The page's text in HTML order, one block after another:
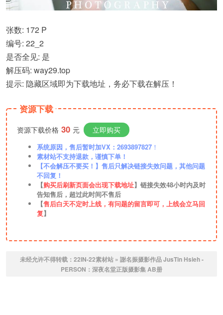
张数: 172 P
编号: 22_2
是否全见: 是
解压码: way29.top
提示: 隐藏区域即为下载地址，务必下载在解压！
资源下载
资源下载价格 30 元 立即购买
系统原因，售后暂时加VX：2693897827 ！
素材站不支持退款，谨慎下单！
【不会解压不要买！】售后只解决链接失效问题，其他问题
不回复！
【购买后刷新页面会出现下载地址】链接失效48小时内及时
告知售后，超过此时间不售后
【售后白天不定时上线，有问题的留言即可，上线会立马回
复】
未经允许不得转载： 22IN-22素材站» 謝名振摄影作品 JusTin Hsieh -
PERSON：深夜名堂正版摄影集 AB册